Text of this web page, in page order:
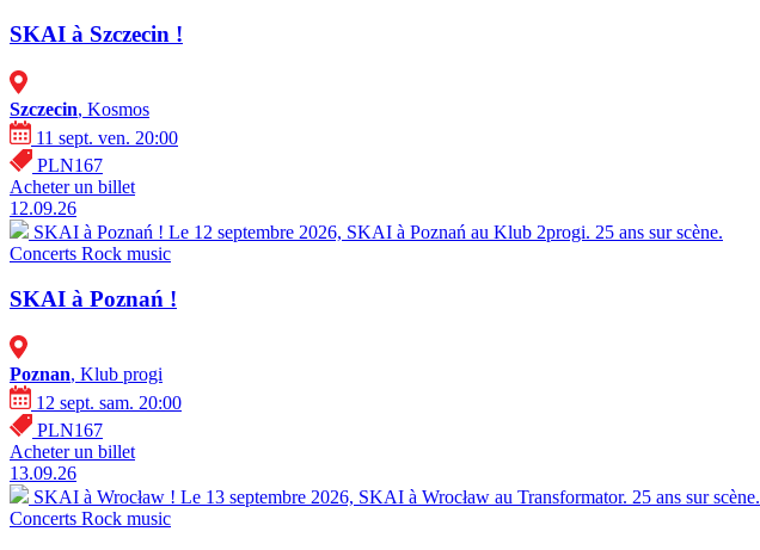
SKAI à Szczecin !
Szczecin, Kosmos
11 sept. ven. 20:00
PLN167
Acheter un billet
12.09.26
SKAI à Poznań ! Le 12 septembre 2026, SKAI à Poznań au Klub 2progi. 25 ans sur scène.
Concerts Rock music
SKAI à Poznań !
Poznan, Klub progi
12 sept. sam. 20:00
PLN167
Acheter un billet
13.09.26
SKAI à Wrocław ! Le 13 septembre 2026, SKAI à Wrocław au Transformator. 25 ans sur scène.
Concerts Rock music